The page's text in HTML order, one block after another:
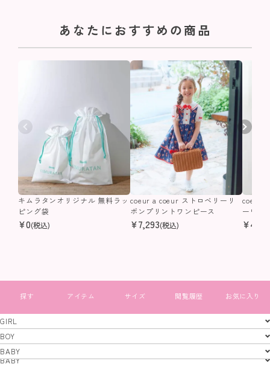
あなたにおすすめの商品
キムラタンオリジナル 無料ラッ
ピング袋
¥0(税込)
coeur a coeur ストロベリーリ
ボンプリントワンピース
¥7,293(税込)
coeur
ーワン
¥
すべて見る
GIRL
BOY
BABY
GIRL
BOY
BABY